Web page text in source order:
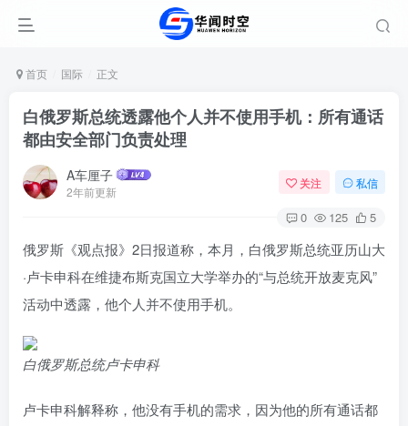
首页 国际 正文
白俄罗斯总统透露他个人并不使用手机：所有通话
都由安全部门负责处理
A车厘子
2年前更新
关注 私信
0 125 5
俄罗斯《观点报》2日报道称，本月，白俄罗斯总统亚历山大
·卢卡申科在维捷布斯克国立大学举办的“与总统开放麦克风”
活动中透露，他个人并不使用手机。
白俄罗斯总统卢卡申科
卢卡申科解释称，他没有手机的需求，因为他的所有通话都